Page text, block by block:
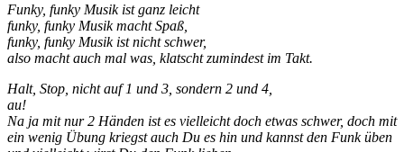
Funky, funky Musik ist ganz leicht
funky, funky Musik macht Spaß,
funky, funky Musik ist nicht schwer,
also macht auch mal was, klatscht zumindest im Takt.
Halt, Stop, nicht auf 1 und 3, sondern 2 und 4,
au!
Na ja mit nur 2 Händen ist es vielleicht doch etwas schwer, doch mit
ein wenig Übung kriegst auch Du es hin und kannst den Funk üben